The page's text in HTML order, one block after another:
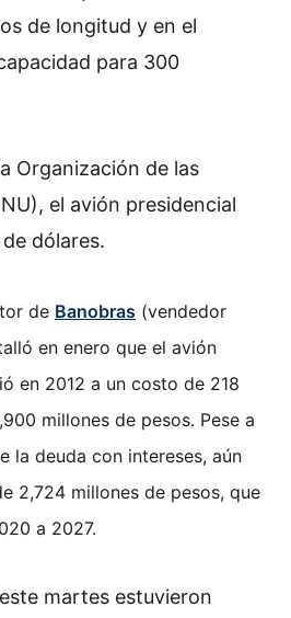
de longitud y en el
para 300
Organización de las
el avión presidencial
dólares.
de Banobras (vendedor
en enero que el avión
en 2012 a un costo de 218
millones de pesos. Pese a
la deuda con intereses, aún
2,724 millones de pesos, que
a 2027.
martes estuvieron